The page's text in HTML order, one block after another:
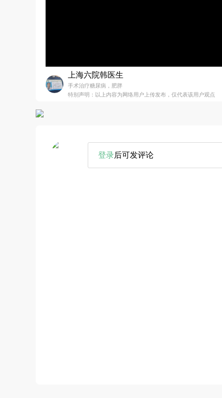
上海六院韩医生
手术治疗糖尿病，肥胖
特别声明：以上内容为网络用户上传发布，仅代表该用户观点
登录后可发评论